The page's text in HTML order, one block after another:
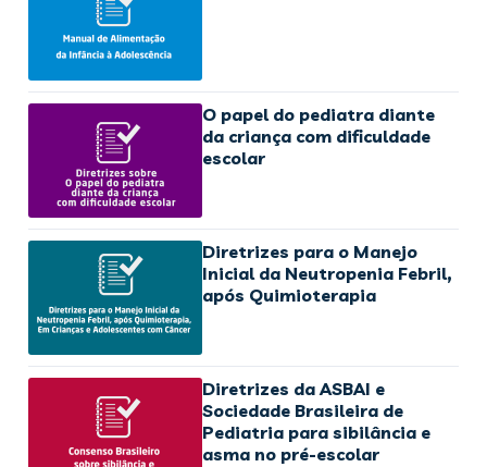
O papel do pediatra diante
da criança com dificuldade
escolar
Diretrizes para o Manejo
Inicial da Neutropenia Febril,
após Quimioterapia
Diretrizes da ASBAI e
Sociedade Brasileira de
Pediatria para sibilância e
asma no pré-escolar